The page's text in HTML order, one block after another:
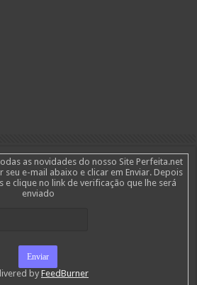
as novidades do nosso Site Perfeita.net
seu e-mail abaixo e clicar em Enviar. Depois
e clique no link de verificação que lhe será
enviado
byFeedBurner